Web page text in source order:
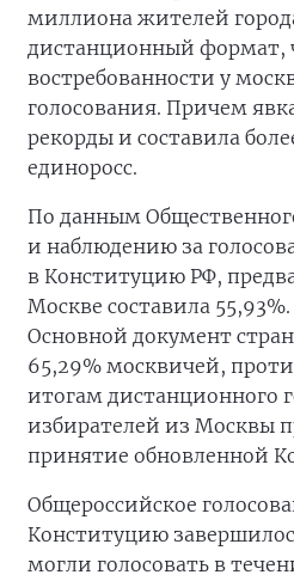
миллиона жителей
дистанционный формат,
востребованности у
голосования. Причем
рекорды и составила
единоросс.
По данным
и наблюдению за
в Конституцию РФ,
Москве составила
Основной документ
65,29% москвичей,
итогам дистанционного
избирателей из Москвы
принятие обновленной
Общероссийское
Конституцию
могли голосовать в